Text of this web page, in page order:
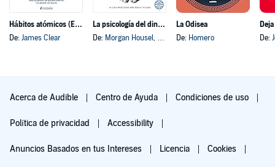
Hábitos atómicos (Español neutro)
De: James Clear
La psicología del dinero
De: Morgan Housel, y otros
La Odisea
De: Homero
De:
Acerca de Audible Centro de Ayuda Condiciones de uso
Política de privacidad Accessibility
Anuncios Basados en tus Intereses Licencia Cookies